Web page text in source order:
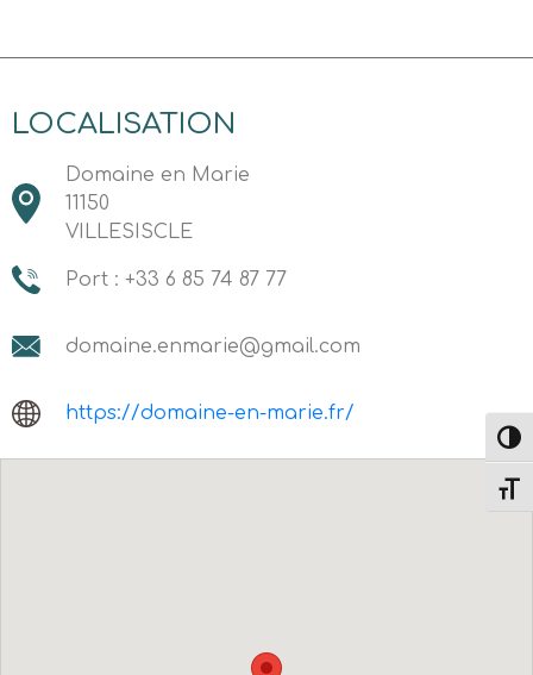
LOCALISATION
Domaine en Marie
11150
VILLESISCLE
Port : +33 6 85 74 87 77
domaine.enmarie@gmail.com
https://domaine-en-marie.fr/